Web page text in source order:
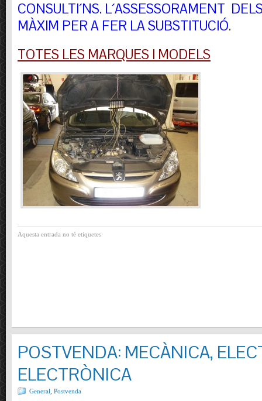
CONSULTI´NS. L´ASSESSORAMENT
MÀXIM PER A FER LA SUBSTITUCIÓ.
TOTES LES MARQUES I MODELS
Aquesta entrada no té etiquetes
POSTVENDA: MECÀNICA,
ELECTRÒNICA
General Postvenda